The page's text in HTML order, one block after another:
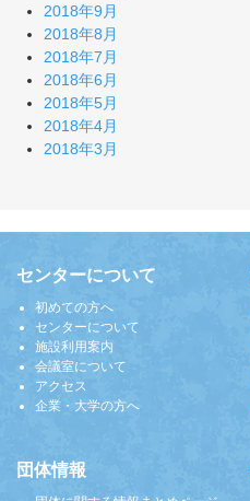
2018年9月
2018年8月
2018年7月
2018年6月
2018年5月
2018年4月
2018年3月
センターについて
初めての方へ
センターについて
施設利用案内
会議室について
アクセス
企業・大学の方へ
団体情報